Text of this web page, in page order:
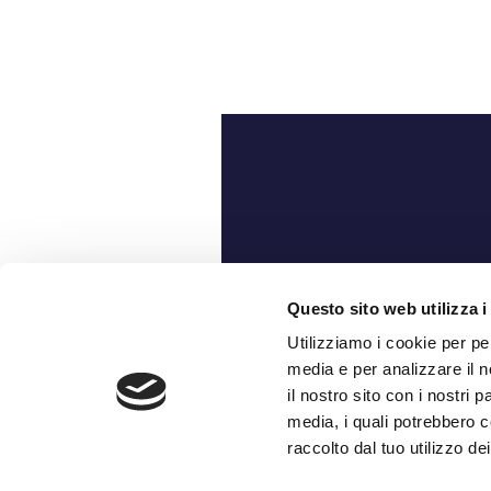
Questo sito web utilizza i
Utilizziamo i cookie per
media e per analizzare il
il nostro sito con i nostri
media, i quali potrebbero
raccolto dal tuo utilizzo